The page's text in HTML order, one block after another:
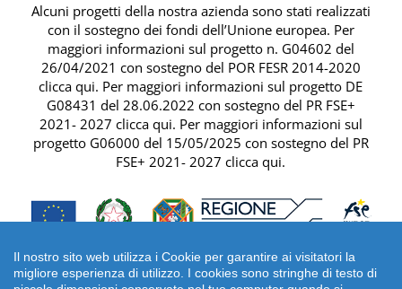
Il nostro sito web utilizza i Cookie per garantire ai visitatori la
migliore esperienza di utilizzo. I cookies sono stringhe di testo di
Alcuni progetti della nostra azienda sono stati realizzati
con il sostegno dei fondi dell’Unione europea. Per
maggiori informazioni sul progetto n. G04602 del
26/04/2021 con sostegno del POR FESR 2014-2020
clicca qui. Per maggiori informazioni sul progetto DE
G08431 del 28.06.2022 con sostegno del PR FSE+
2021- 2027 clicca qui. Per maggiori informazioni sul
progetto G06000 del 15/05/2025 con sostegno del PR
FSE+ 2021- 2027 clicca qui.